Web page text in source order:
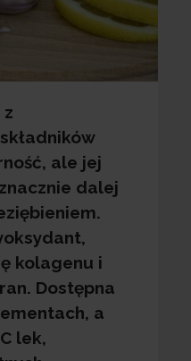
ale jej
dalej
kolagenu i
Dostępna
a
lek,